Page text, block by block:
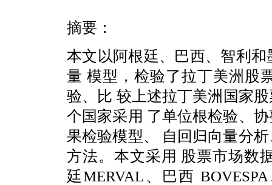
摘要：
本文以阿根廷、巴西、智利
量 模型，检验了拉丁美洲股
验、比 较上述拉丁美洲国家
个国家采用 了单位根检验、
果检验模型、 自回归向量分
方法。本文采用 股票市场数
廷MERVAL、巴西